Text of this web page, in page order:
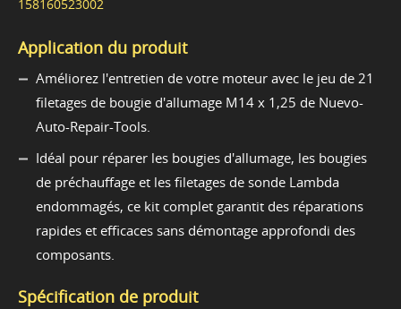
158160523002
Application du produit
Améliorez l'entretien de votre moteur avec le jeu de 21
filetages de bougie d'allumage M14 x 1,25 de Nuevo-
Auto-Repair-Tools.
Idéal pour réparer les bougies d'allumage, les bougies
de préchauffage et les filetages de sonde Lambda
endommagés, ce kit complet garantit des réparations
rapides et efficaces sans démontage approfondi des
composants.
Spécification de produit